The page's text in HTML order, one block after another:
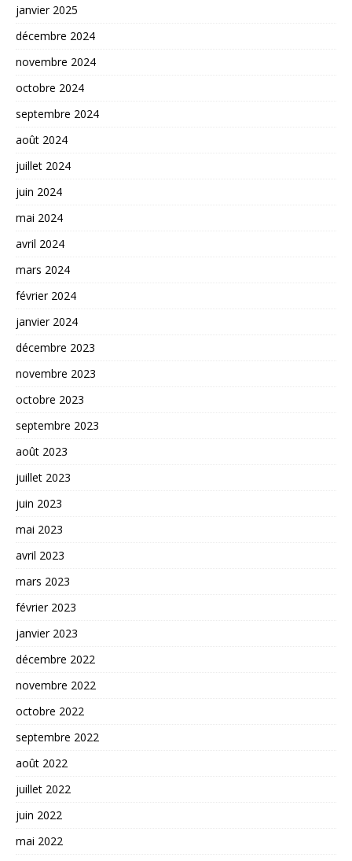
janvier 2025
décembre 2024
novembre 2024
octobre 2024
septembre 2024
août 2024
juillet 2024
juin 2024
mai 2024
avril 2024
mars 2024
février 2024
janvier 2024
décembre 2023
novembre 2023
octobre 2023
septembre 2023
août 2023
juillet 2023
juin 2023
mai 2023
avril 2023
mars 2023
février 2023
janvier 2023
décembre 2022
novembre 2022
octobre 2022
septembre 2022
août 2022
juillet 2022
juin 2022
mai 2022